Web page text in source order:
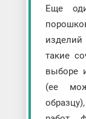
Еще
такие
выборе
(ее